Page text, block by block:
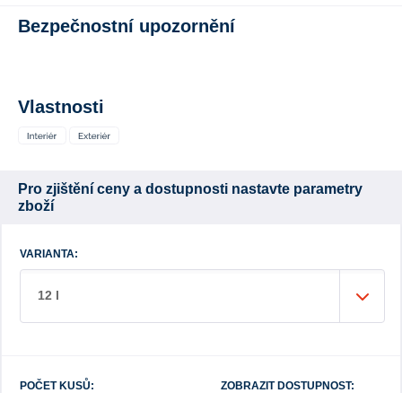
Bezpečnostní upozornění
Vlastnosti
Pro zjištění ceny a dostupnosti nastavte parametry
zboží
VARIANTA:
12 l
POČET KUSŮ: ZOBRAZIT DOSTUPNOST: